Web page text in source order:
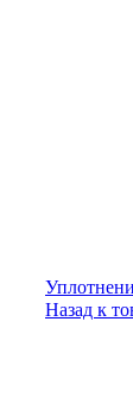
Назад к